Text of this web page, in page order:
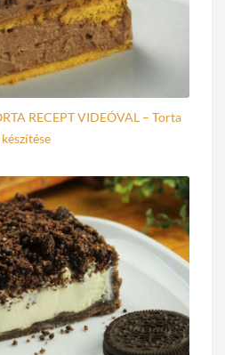
RECEPT VIDEÓVAL – Torta
készítése